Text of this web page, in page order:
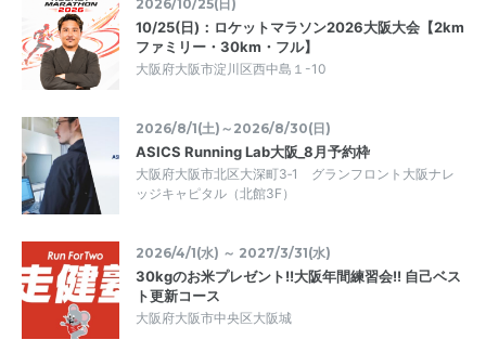
2026/10/25(日)
10/25(日)：ロケットマラソン2026大阪大会【2km
ファミリー・30km・フル】
大阪府大阪市淀川区西中島１-10
2026/8/1(土)～2026/8/30(日)
ASICS Running Lab大阪_8月予約枠
大阪府大阪市北区大深町3‐1 グランフロント大阪ナレ
ッジキャピタル（北館3F）
2026/4/1(水) ～ 2027/3/31(水)
30kgのお米プレゼント!!大阪年間練習会!! 自己ベス
ト更新コース
大阪府大阪市中央区大阪城